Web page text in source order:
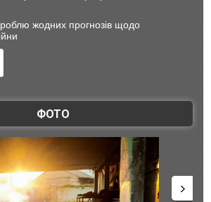
жодних прогнозів щодо
ФОТО